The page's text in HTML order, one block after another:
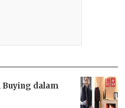
Buying dalam